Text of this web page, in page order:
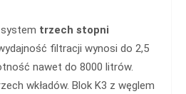
trzech stopni
filtracji wynosi do 2,5
nawet do 8000 litrów.
wkładów. Blok K3 z węglem